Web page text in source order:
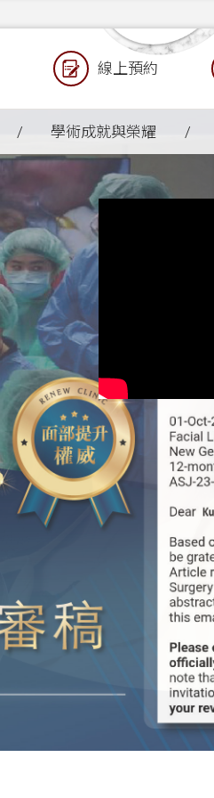
線上預約
學術成就與榮耀